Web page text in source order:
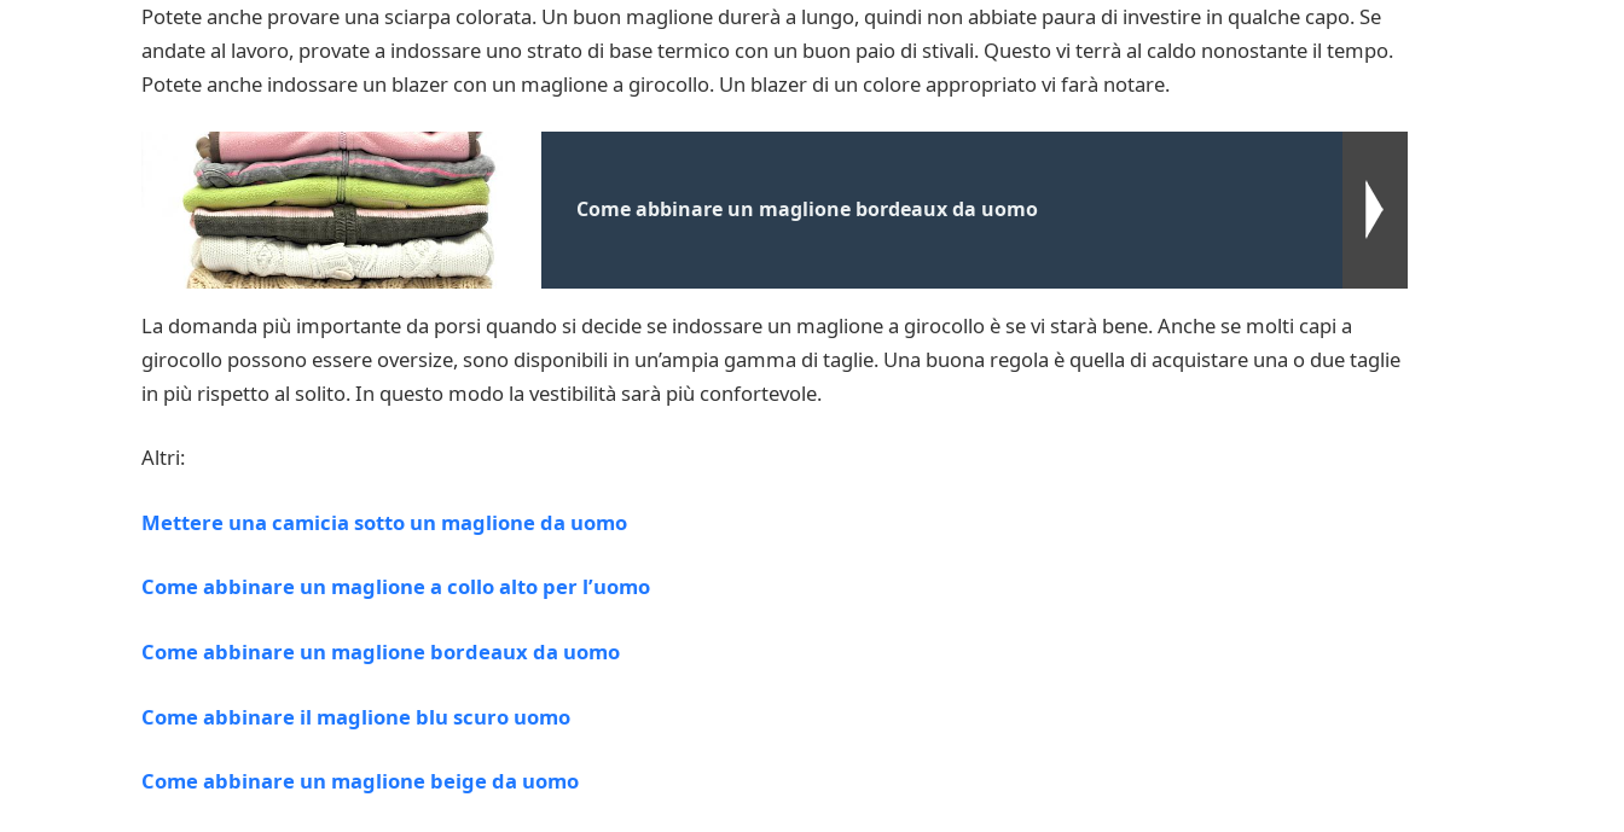
Potete anche provare una sciarpa colorata. Un buon maglione durerà a lungo, quindi non abbiate paura di investire in qualche capo. Se
andate al lavoro, provate a indossare uno strato di base termico con un buon paio di stivali. Questo vi terrà al caldo nonostante il tempo.
Potete anche indossare un blazer con un maglione a girocollo. Un blazer di un colore appropriato vi farà notare.
Come abbinare un maglione bordeaux da uomo
La domanda più importante da porsi quando si decide se indossare un maglione a girocollo è se vi starà bene. Anche se molti capi a
girocollo possono essere oversize, sono disponibili in un’ampia gamma di taglie. Una buona regola è quella di acquistare una o due taglie
in più rispetto al solito. In questo modo la vestibilità sarà più confortevole.
Altri:
Mettere una camicia sotto un maglione da uomo
Come abbinare un maglione a collo alto per l’uomo
Come abbinare un maglione bordeaux da uomo
Come abbinare il maglione blu scuro uomo
Come abbinare un maglione beige da uomo